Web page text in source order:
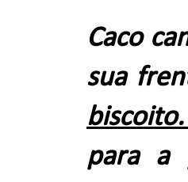
Caco
sua
para a